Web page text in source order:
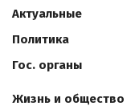
Актуальные
Политика
Гос. органы
Жизнь и общество